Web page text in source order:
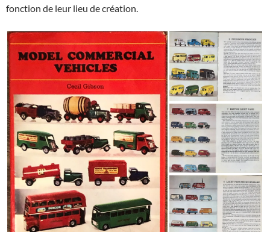
fonction de leur lieu de création.